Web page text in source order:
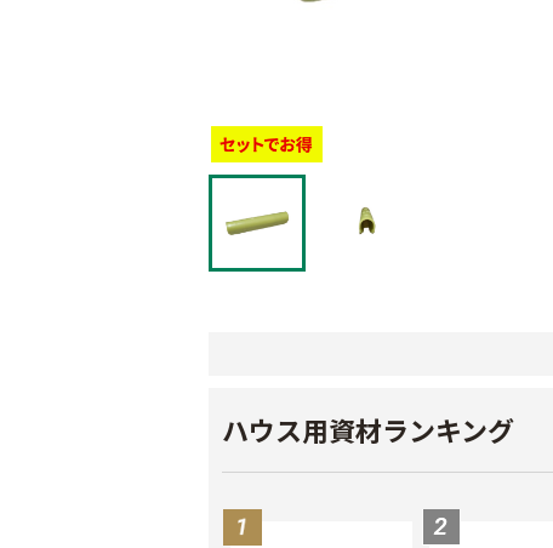
ハウス用資材ランキング